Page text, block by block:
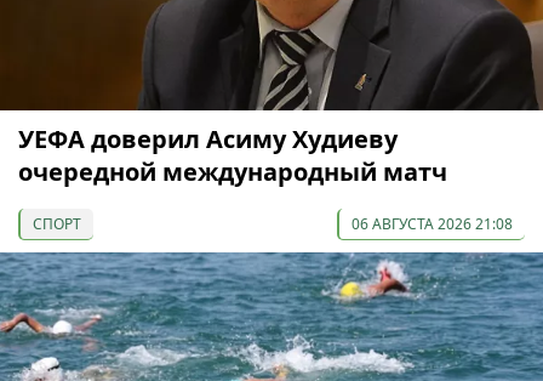
УЕФА доверил Асиму Худиеву
очередной международный матч
СПОРТ 06 АВГУСТА 2026 21:08